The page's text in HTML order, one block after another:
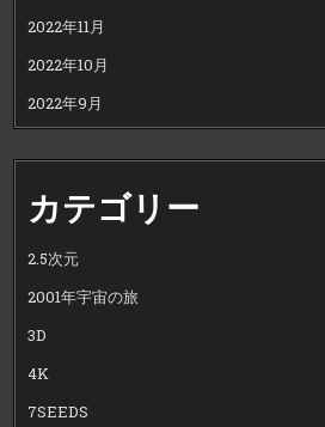
2022年11月
2022年10月
2022年9月
カテゴリー
2.5次元
2001年宇宙の旅
3D
4K
7SEEDS